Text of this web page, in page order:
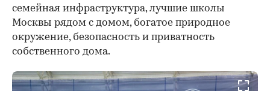
семейная инфраструктура, лучшие школы
Москвы рядом с домом, богатое природное
окружение, безопасность и приватность
собственного дома.